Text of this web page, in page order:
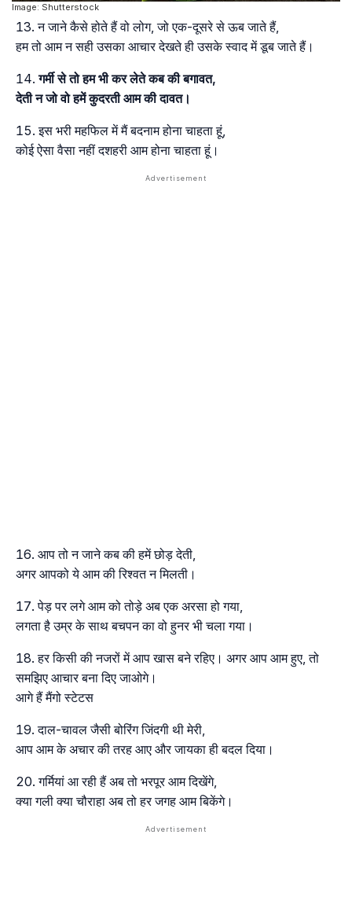
Image: Shutterstock
न जाने कैसे होते हैं वो लोग, जो एक-दूसरे से ऊब जाते हैं,
हम तो आम न सही उसका आचार देखते ही उसके स्वाद में डूब जाते हैं।
गर्मी से तो हम भी कर लेते कब की बगावत,
देती न जो वो हमें कुदरती आम की दावत।
इस भरी महफिल में मैं बदनाम होना चाहता हूं,
कोई ऐसा वैसा नहीं दशहरी आम होना चाहता हूं।
आप तो न जाने कब की हमें छोड़ देती,
अगर आपको ये आम की रिश्वत न मिलती।
पेड़ पर लगे आम को तोड़े अब एक अरसा हो गया,
लगता है उम्र के साथ बचपन का वो हुनर भी चला गया।
हर किसी की नजरों में आप खास बने रहिए। अगर आप आम हुए, तो
समझिए आचार बना दिए जाओगे।
आगे हैं मैंगो स्टेटस
दाल-चावल जैसी बोरिंग जिंदगी थी मेरी,
आप आम के अचार की तरह आए और जायका ही बदल दिया।
गर्मियां आ रही हैं अब तो भरपूर आम दिखेंगे,
क्या गली क्या चौराहा अब तो हर जगह आम बिकेंगे।